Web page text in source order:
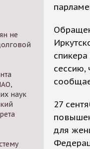
не
наук
сессию,
27
для